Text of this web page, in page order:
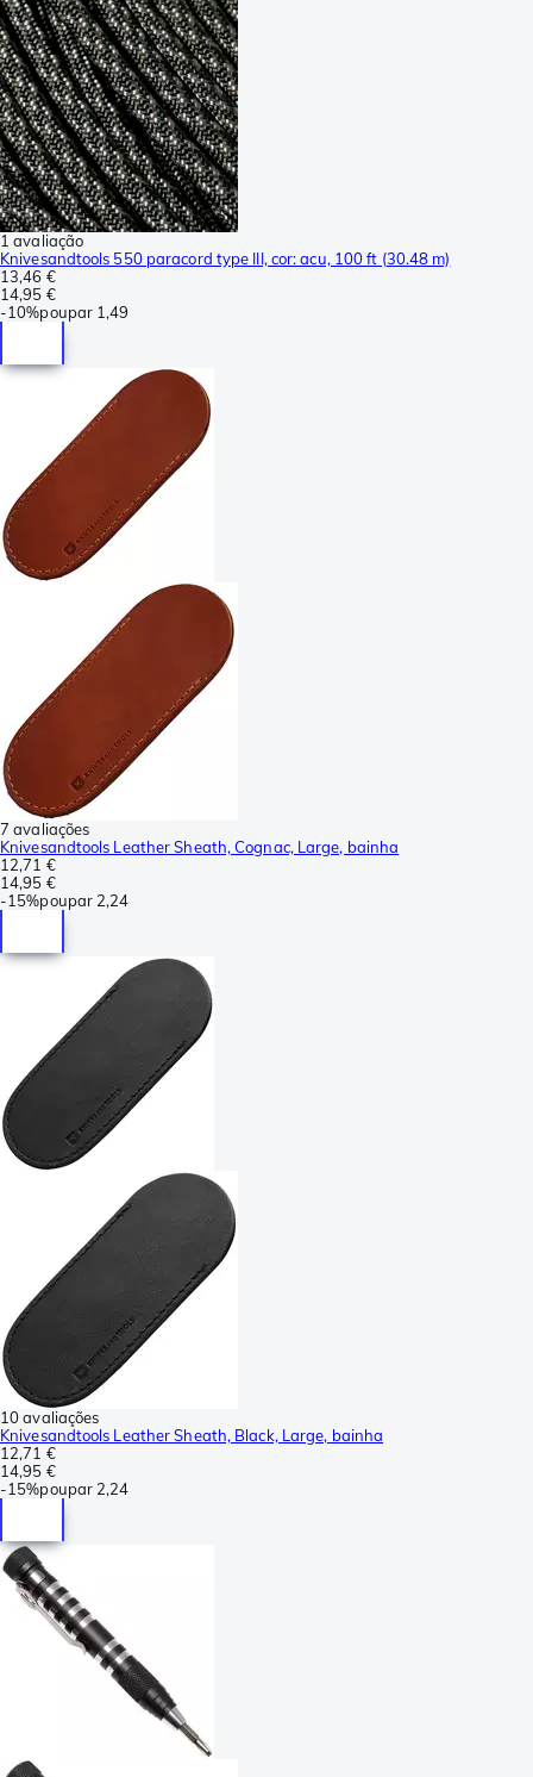
1 avaliação
Knivesandtools 550 paracord type III, cor: acu, 100 ft (30.48 m)
13,46 €
14,95 €
-10%poupar 1,49
7 avaliações
Knivesandtools Leather Sheath, Cognac, Large, bainha
12,71 €
14,95 €
-15%poupar 2,24
10 avaliações
Knivesandtools Leather Sheath, Black, Large, bainha
12,71 €
14,95 €
-15%poupar 2,24